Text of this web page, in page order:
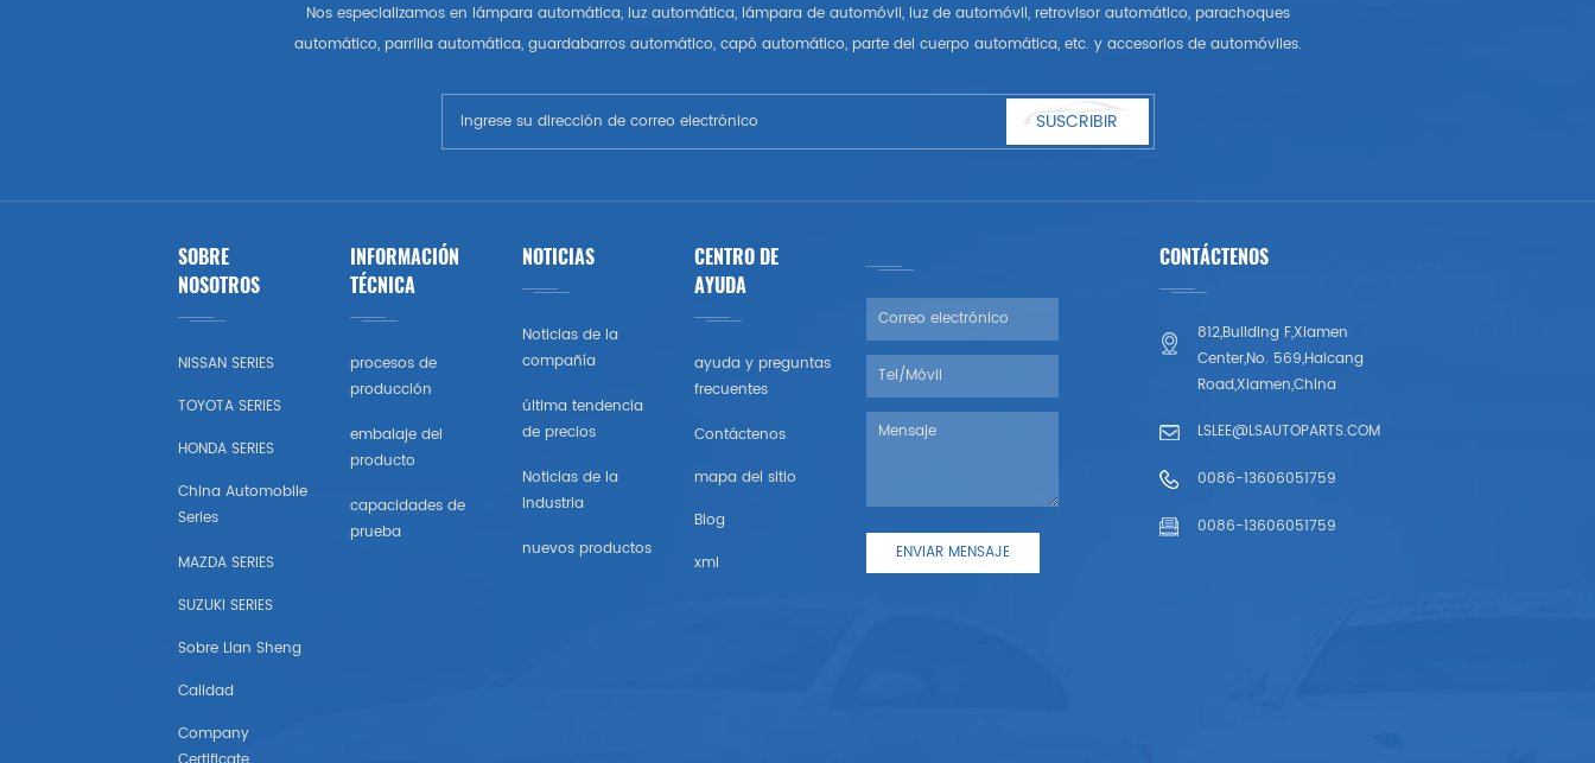
Nos especializamos en lámpara automática, luz automática, lámpara de automóvil, luz de automóvil, retrovisor automático, parachoques
automático, parrilla automática, guardabarros automático, capó automático, parte del cuerpo automática, etc. y accesorios de automóviles.
SUSCRIBIR
SOBRE
NOSOTROS
NISSAN SERIES
TOYOTA SERIES
HONDA SERIES
China Automobile
Series
MAZDA SERIES
SUZUKI SERIES
Sobre Lian Sheng
Calidad
Company
INFORMACIÓN
TÉCNICA
procesos de
producción
embalaje del
producto
capacidades de
prueba
NOTICIAS
Noticias de la
compañía
última tendencia
de precios
Noticias de la
Industria
nuevos productos
CENTRO DE
AYUDA
ayuda y preguntas
frecuentes
Contáctenos
mapa del sitio
Blog
xml
CONTÁCTENOS
812,Building F,Xiamen
Center,No. 569,Haicang
Road,Xiamen,China
LSLEE@LSAUTOPARTS.COM
0086-13606051759
0086-13606051759